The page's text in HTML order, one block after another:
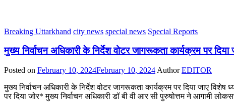
Breaking Uttarkhand city news special news Special Reports
मुख्य निर्वाचन अधिकारी के निर्देश वोटर जागरूकता कार्यक्रम पर दिया
Posted on February 10, 2024February 10, 2024 Author EDITOR
मुख्य निर्वाचन अधिकारी के निर्देश वोटर जागरूकता कार्यक्रम पर दिया जाए
पर दिया जोर* मुख्य निर्वाचन अधिकारी डॉ बी वी आर सी पुरुषोत्तम ने आगामी